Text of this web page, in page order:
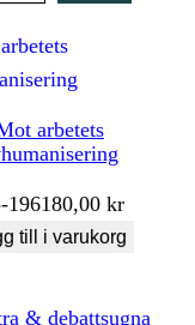
arbetets
196180,00kr
till i varukorg